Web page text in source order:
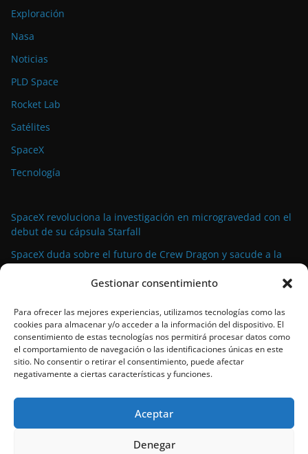
Gestionar consentimiento
Para ofrecer las mejores experiencias, utilizamos tecnologías como las
cookies para almacenar y/o acceder a la información del dispositivo. El
consentimiento de estas tecnologías nos permitirá procesar datos como
el comportamiento de navegación o las identificaciones únicas en este
sitio. No consentir o retirar el consentimiento, puede afectar
negativamente a ciertas características y funciones.
Aceptar
Denegar
Exploración
Nasa
Noticias
PLD Space
Rocket Lab
Satélites
SpaceX
Tecnología
SpaceX revoluciona la investigación en microgravedad con el
debut de su cápsula Starfall
SpaceX duda sobre el futuro de Crew Dragon y sacude a la
La demanda militar impulsa el auge de la propulsión
avanzada para satélites de pequeño tamaño
El propulsor Rubicon Velox 5N: tecnología de vanguardia para
satélites pequeños lista para el espacio
SpaceX bate su propio récord con el 90º lanzamiento de
Falcon 9 en 2024